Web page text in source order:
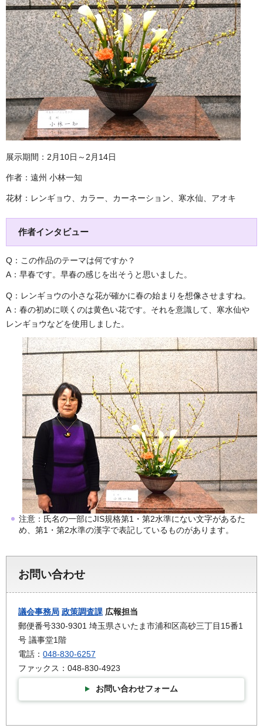
展示期間：2月10日～2月14日
作者：遠州 小林一知
花材：レンギョウ、カラー、カーネーション、寒水仙、アオキ
作者インタビュー
Q：この作品のテーマは何ですか？
A：早春です。早春の感じを出そうと思いました。
Q：レンギョウの小さな花が確かに春の始まりを想像させますね。
A：春の初めに咲くのは黄色い花です。それを意識して、寒水仙や
レンギョウなどを使用しました。
注意：氏名の一部にJIS規格第1・第2水準にない文字があるた
め、第1・第2水準の漢字で表記しているものがあります。
お問い合わせ
議会事務局 政策調査課 広報担当
郵便番号330-9301 埼玉県さいたま市浦和区高砂三丁目15番1
号 議事堂1階
電話： 048-830-6257
ファックス：048-830-4923
お問い合わせフォーム